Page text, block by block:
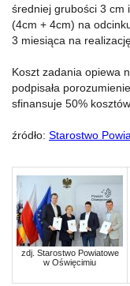
średniej grubości 3 cm
(4cm + 4cm) na
3 miesiąca na
Koszt zadania opiewa
podpisała
sfinansuje 50%
źródło: Starostwo
zdj. Starostwo Powiatowe
w Oświęcimiu